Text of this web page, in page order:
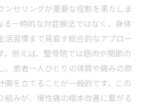
ンセリングが重要な役割を果たしま
る一時的な対症療法ではなく、身体
活習慣まで見直す総合的なアプロー
。例えば、整骨院では筋肉や関節の
、患者一人ひとりの体質や痛みの原
画を立てることが一般的です。この
組みが、慢性痛の根本改善に繋がる